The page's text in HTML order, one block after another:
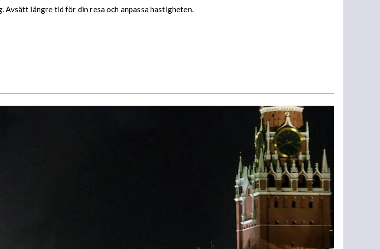
längre tid för din resa och anpassa hastigheten.